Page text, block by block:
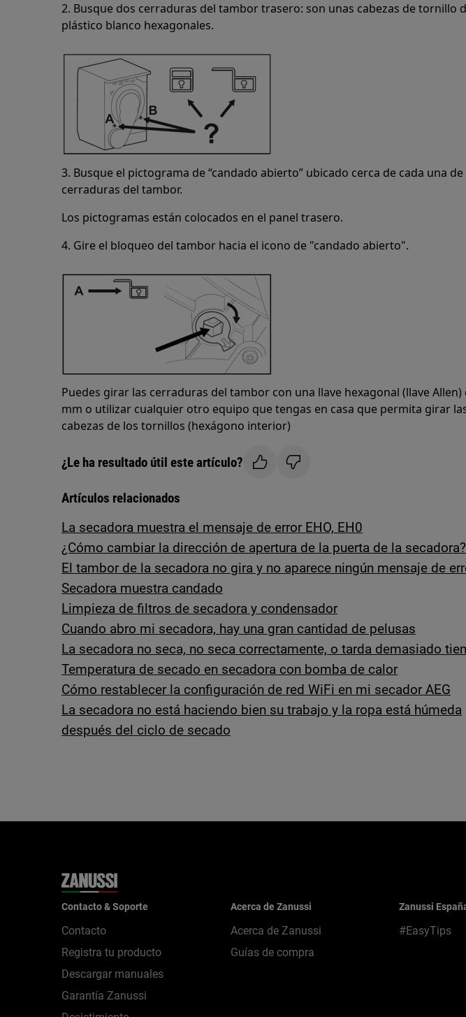
2. Busque dos cerraduras del tambor trasero: son unas cabezas de tornillo
plástico blanco hexagonales.
3. Busque el pictograma de “candado abierto” ubicado cerca de cada una de
cerraduras del tambor.
Los pictogramas están colocados en el panel trasero.
4. Gire el bloqueo del tambor hacia el icono de "candado abierto".
Puedes girar las cerraduras del tambor con una llave hexagonal (llave Allen)
mm o utilizar cualquier otro equipo que tengas en casa que permita girar
cabezas de los tornillos (hexágono interior)
¿Le ha resultado útil este artículo?
Artículos relacionados
La secadora muestra el mensaje de error EHO, EH0
¿Cómo cambiar la dirección de apertura de la puerta de la secadora?
El tambor de la secadora no gira y no aparece ningún mensaje de
Secadora muestra candado
Limpieza de filtros de secadora y condensador
Cuando abro mi secadora, hay una gran cantidad de pelusas
La secadora no seca, no seca correctamente, o tarda demasiado
Temperatura de secado en secadora con bomba de calor
Cómo restablecer la configuración de red WiFi en mi secador AEG
La secadora no está haciendo bien su trabajo y la ropa está húmeda
después del ciclo de secado
Contacto & Soporte
Contacto
Registra tu producto
Descargar manuales
Garantía Zanussi
Acerca de Zanussi
Acerca de Zanussi
Guías de compra
Zanussi
#EasyTips